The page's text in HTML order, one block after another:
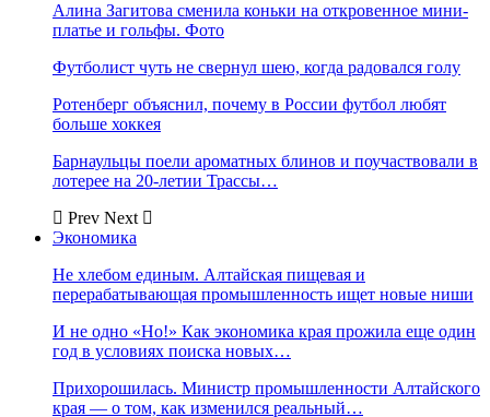
Алина Загитова сменила коньки на откровенное мини-
платье и гольфы. Фото
Футболист чуть не свернул шею, когда радовался голу
Ротенберг объяснил, почему в России футбол любят
больше хоккея
Барнаульцы поели ароматных блинов и поучаствовали в
лотерее на 20-летии Трассы…
Prev Next
Экономика
Не хлебом единым. Алтайская пищевая и
перерабатывающая промышленность ищет новые ниши
И не одно «Но!» Как экономика края прожила еще один
год в условиях поиска новых…
Прихорошилась. Министр промышленности Алтайского
края — о том, как изменился реальный…